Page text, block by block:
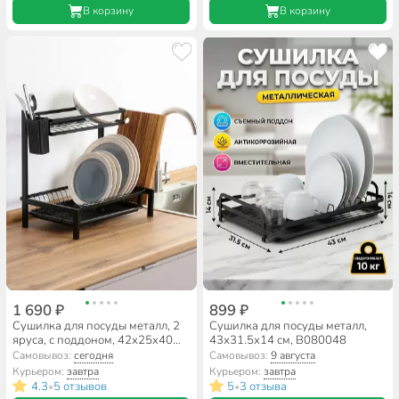
В корзину В корзину
1 690 ₽
Сушилка для посуды металл, 2
яруса, с поддоном, 42х25х40
см, черная, B080047
Самовывоз:сегодня
Курьером:завтра
4.3•5 отзывов
899 ₽
Сушилка для посуды металл,
43х31.5х14 см, B080048
Самовывоз: 9 августа
Курьером: завтра
5•3 отзыва